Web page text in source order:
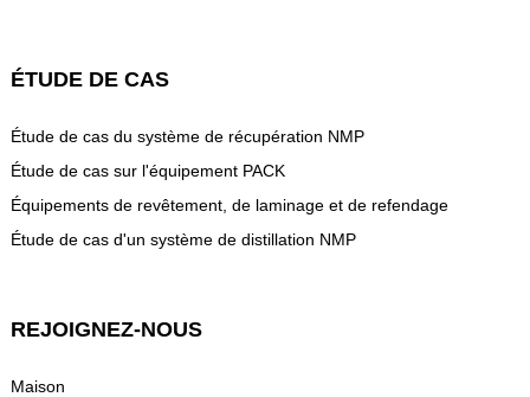
ÉTUDE DE CAS
Étude de cas du système de récupération NMP
Étude de cas sur l'équipement PACK
Équipements de revêtement, de laminage et de refendage
Étude de cas d'un système de distillation NMP
REJOIGNEZ-NOUS
Maison